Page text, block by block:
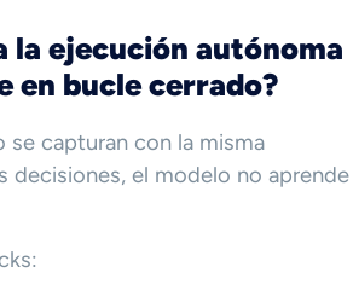
la ejecución autónoma
en bucle cerrado?
se capturan con la misma
decisiones, el modelo no aprende